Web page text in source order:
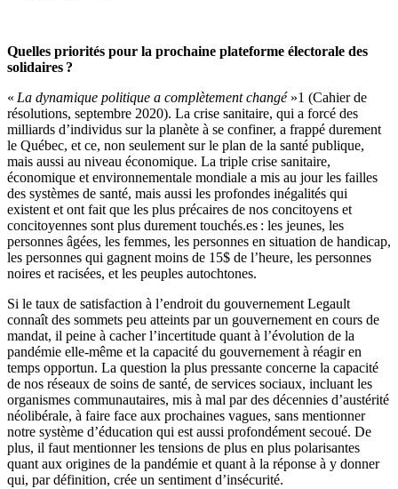
Quelles priorités pour la prochaine plateforme électorale des
solidaires ?
« La dynamique politique a complètement changé»1 (Cahier de
résolutions, septembre 2020). La crise sanitaire, qui a forcé des
milliards d’individus sur la planète à se confiner, a frappé durement
le Québec, et ce, non seulement sur le plan de la santé publique,
mais aussi au niveau économique. La triple crise sanitaire,
économique et environnementale mondiale a mis au jour les failles
des systèmes de santé, mais aussi les profondes inégalités qui
existent et ont fait que les plus précaires de nos concitoyens et
concitoyennes sont plus durement touchés.es : les jeunes, les
personnes âgées, les femmes, les personnes en situation de handicap,
les personnes qui gagnent moins de 15$ de l’heure, les personnes
noires et racisées, et les peuples autochtones.
Si le taux de satisfaction à l’endroit du gouvernement Legault
connaît des sommets peu atteints par un gouvernement en cours de
mandat, il peine à cacher l’incertitude quant à l’évolution de la
pandémie elle-même et la capacité du gouvernement à réagir en
temps opportun. La question la plus pressante concerne la capacité
de nos réseaux de soins de santé, de services sociaux, incluant les
organismes communautaires, mis à mal par des décennies d’austérité
néolibérale, à faire face aux prochaines vagues, sans mentionner
notre système d’éducation qui est aussi profondément secoué. De
plus, il faut mentionner les tensions de plus en plus polarisantes
quant aux origines de la pandémie et quant à la réponse à y donner
qui, par définition, crée un sentiment d’insécurité.